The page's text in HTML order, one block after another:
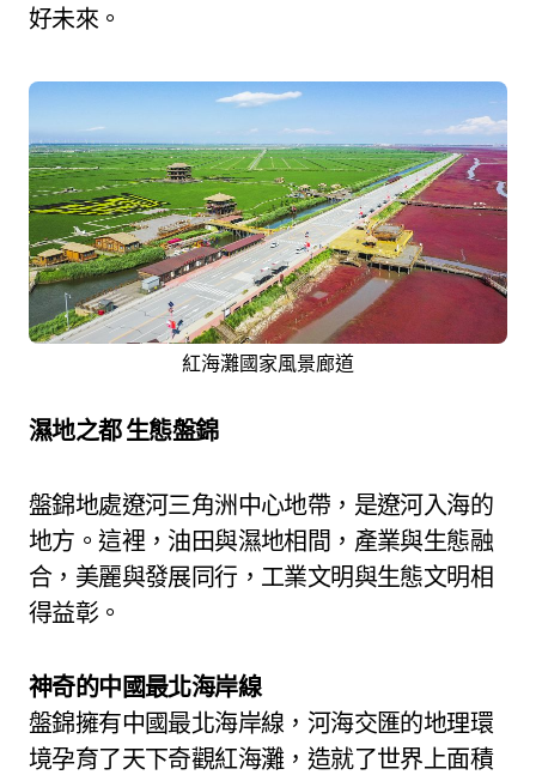
好未來。
紅海灘國家風景廊道
濕地之都 生態盤錦
盤錦地處遼河三角洲中心地帶，是遼河入海的
地方。這裡，油田與濕地相間，產業與生態融
合，美麗與發展同行，工業文明與生態文明相
得益彰。
神奇的中國最北海岸線
盤錦擁有中國最北海岸線，河海交匯的地理環
境孕育了天下奇觀紅海灘，造就了世界上面積